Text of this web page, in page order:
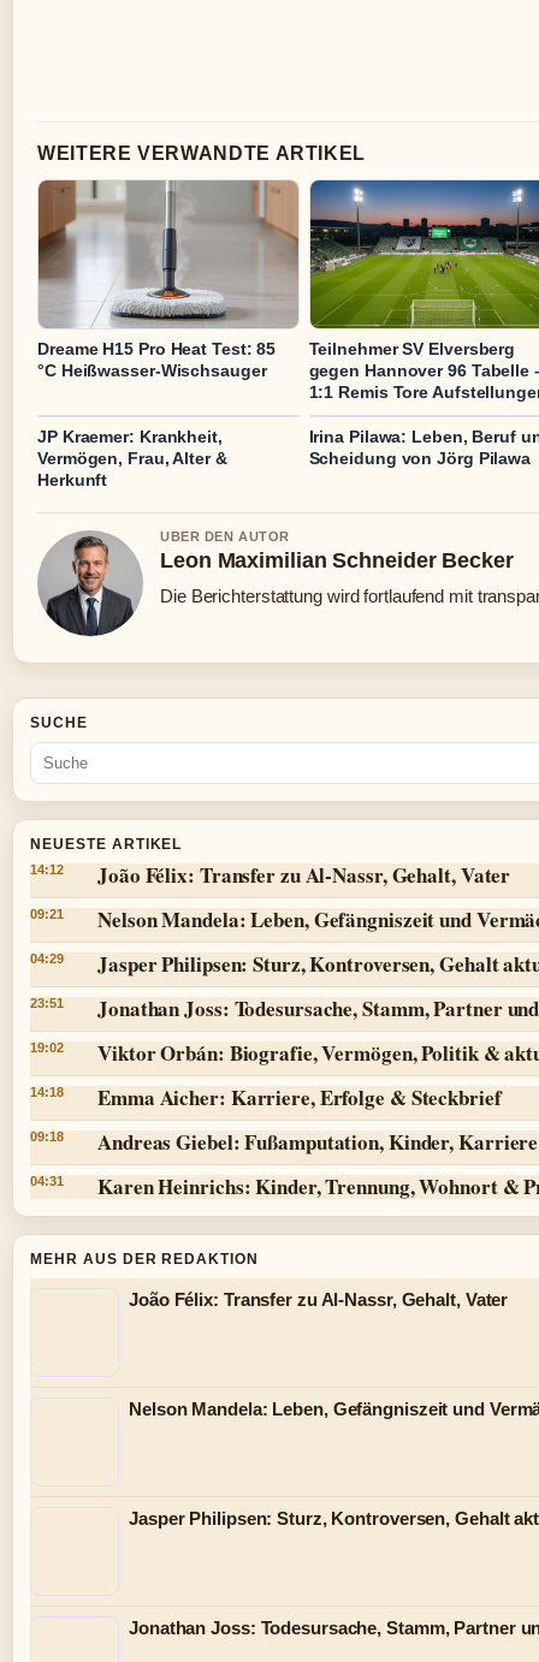
WEITERE VERWANDTE ARTIKEL
Dreame H15 Pro Heat Test: 85
°C Heißwasser-Wischsauger
Teilnehmer SV Elversberg
gegen Hannover 96 Tabelle
1:1 Remis Tore
JP Kraemer: Krankheit,
Vermögen, Frau, Alter &
Herkunft
Irina Pilawa: Leben, Beruf
Scheidung von Jörg Pilawa
UBER DEN AUTOR
Leon Maximilian Schneider Becker
Die Berichterstattung wird fortlaufend mit
SUCHE
NEUESTE ARTIKEL
14:12 João Félix: Transfer zu Al-Nassr, Gehalt, Vater
09:21 Nelson Mandela: Leben, Gefängniszeit und
04:29 Jasper Philipsen: Sturz, Kontroversen, Gehalt
23:51 Jonathan Joss: Todesursache, Stamm, Partner
19:02 Viktor Orbán: Biografie, Vermögen, Politik &
14:18 Emma Aicher: Karriere, Erfolge & Steckbrief
09:18 Andreas Giebel: Fußamputation, Kinder,
04:31 Karen Heinrichs: Kinder, Trennung, Wohnort &
MEHR AUS DER REDAKTION
João Félix: Transfer zu Al-Nassr, Gehalt, Vater
Nelson Mandela: Leben, Gefängniszeit und
Jasper Philipsen: Sturz, Kontroversen, Gehalt
Jonathan Joss: Todesursache, Stamm, Partner